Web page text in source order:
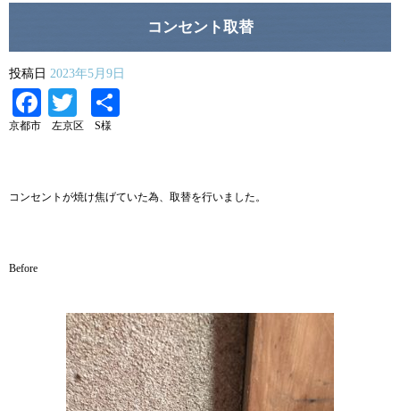
コンセント取替
投稿日 2023年5月9日
Facebook
Twitter
京都市 左京区 S様
コンセントが焼け焦げていた為、取替を行いました。
Before